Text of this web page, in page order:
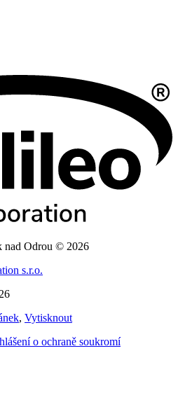
nad Odrou © 2026
s.r.o.
, Vytisknout
o ochraně soukromí